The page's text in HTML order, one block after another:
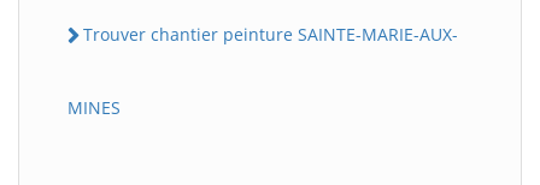
Trouver chantier peinture SAINTE-MARIE-AUX-
MINES